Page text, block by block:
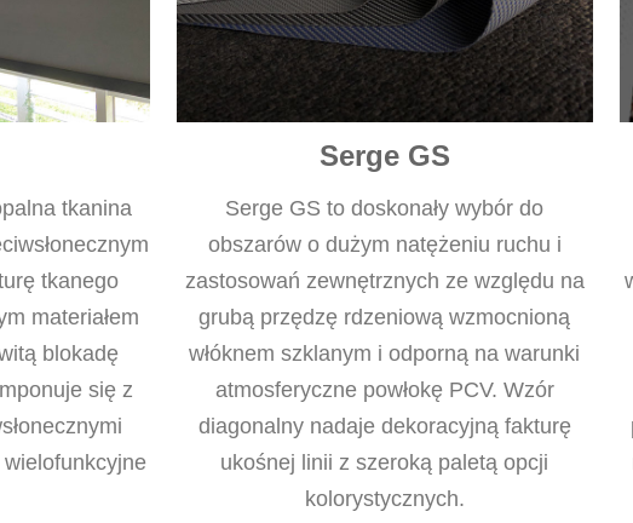
tkanina
tkanego
materiałem
blokadę
się z
Serge GS
Serge GS to doskonały wybór do
obszarów o dużym natężeniu ruchu i
zastosowań zewnętrznych ze względu na
grubą przędzę rdzeniową wzmocnioną
włóknem szklanym i odporną na warunki
atmosferyczne powłokę PCV. Wzór
diagonalny nadaje dekoracyjną fakturę
ukośnej linii z szeroką paletą opcji
kolorystycznych.